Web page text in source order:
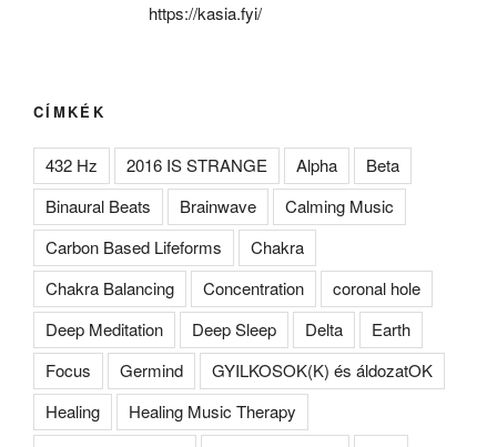
https://kasia.fyi/
CÍMKÉK
432 Hz 2016 IS STRANGE Alpha
Beta
Binaural Beats
Brainwave
Calming Music
Carbon Based Lifeforms
Chakra
Chakra Balancing
Concentration
coronal hole
Deep Meditation
Deep Sleep Delta
Earth
Focus
Germind
GYILKOSOK(K) és áldozatOK
Healing
Healing Music Therapy